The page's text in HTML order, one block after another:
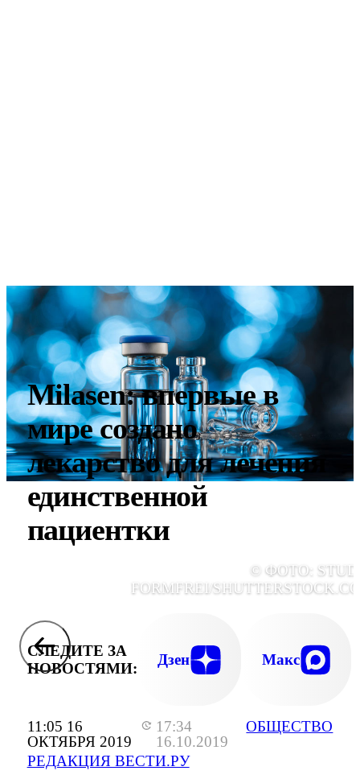
11:05 16
ОКТЯБРЯ 2019
17:34
16.10.2019
РЕДАКЦИЯ ВЕСТИ.РУ
ОБЩЕСТВО
Milasen: впервые в
мире создано
лекарство для лечения
единственной
пациентки
© ФОТО:
FORMFREI/
СЛЕДИТЕ ЗА
НОВОСТЯМИ:
Дзен Макс